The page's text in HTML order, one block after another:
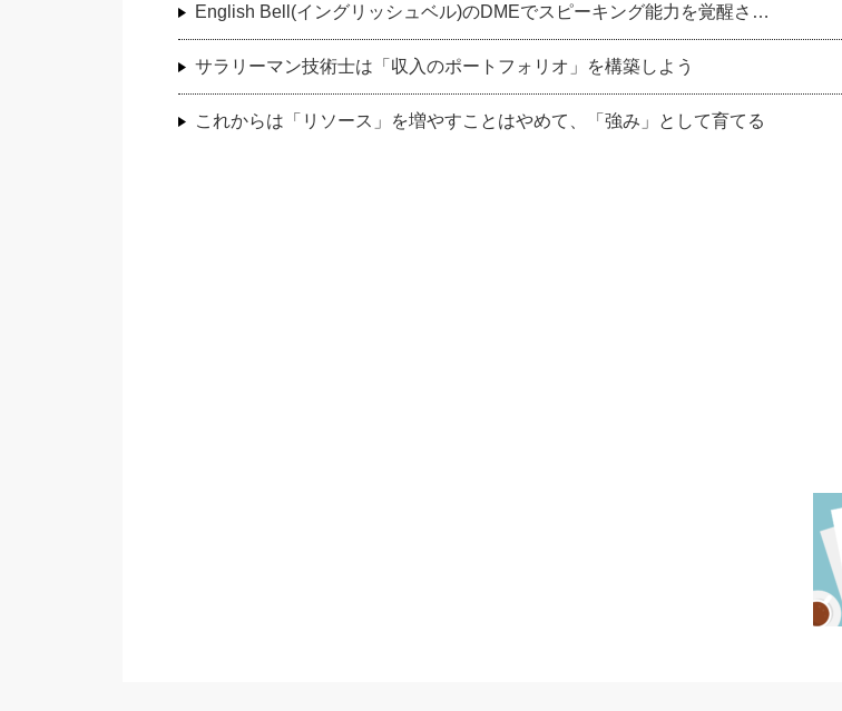
English Bell(イングリッシュベル)のDMEでスピーキング能力を覚醒さ…
サラリーマン技術士は「収入のポートフォリオ」を構築しよう
これからは「リソース」を増やすことはやめて、「強み」として育てる